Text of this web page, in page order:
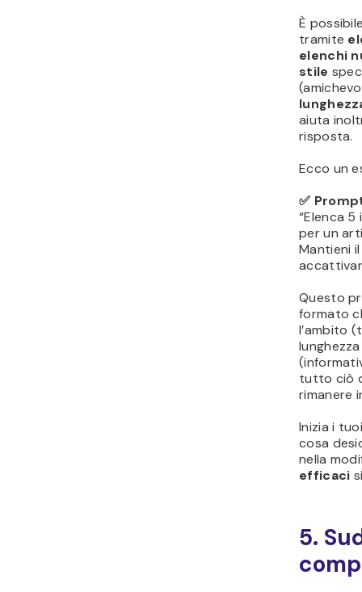
È
tramite
elenchi
stile
aiuta
risposta.
Ecco un
✅
“Elenca
per un
Mantieni
Questo
formato
l’ambito
tutto ciò
rimanere
Inizia i
cosa
nella
efficaci
5.